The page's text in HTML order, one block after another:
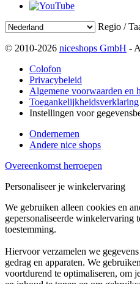
Regio /
© 2010-2026 niceshops GmbH -
Colofon
Privacybeleid
Algemene voorwaarden en
Toegankelijkheidsverklaring
Instellingen voor
Ondernemen
Andere nice shops
Overeenkomst herroepen
Personaliseer je winkelervaring
We gebruiken alleen cookies en
gepersonaliseerde
toestemming.
Hiervoor verzamelen we
gedrag en apparaten. We
voortdurend te optimaliseren, om